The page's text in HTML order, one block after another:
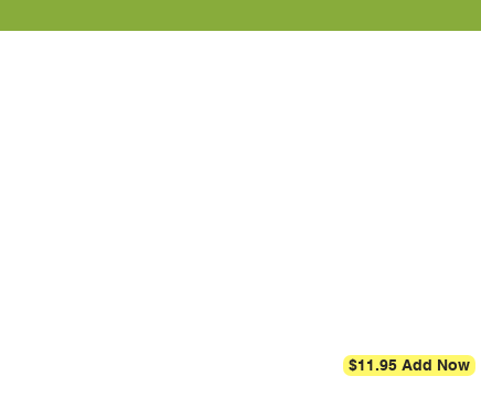
$11.95 Add Now